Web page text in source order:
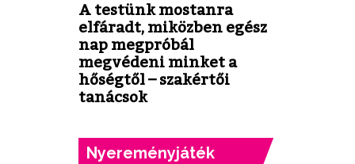
A testünk mostanra
elfáradt, miközben egész
nap megpróbál
megvédeni minket a
hőségtől – szakértői
tanácsok
Nyereményjáték